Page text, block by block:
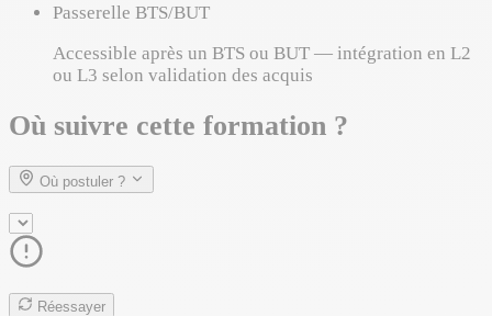
Passerelle BTS/BUT
Accessible après un BTS ou BUT — intégration en L2
ou L3 selon validation des acquis
Où suivre cette formation ?
Où postuler ?
Réessayer